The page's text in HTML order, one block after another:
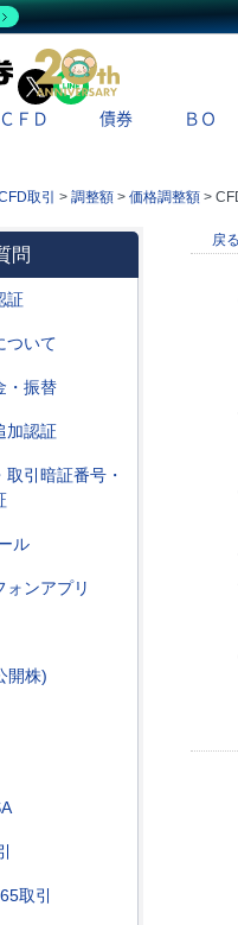
X
ＣＦＤ 債券 ＢＯ
取引 > 調整額 > 価格調整額 >
問
証
ついて
・振替
加認証
取引暗証番号・
ル
ォンアプリ
開株)
取引
戻る